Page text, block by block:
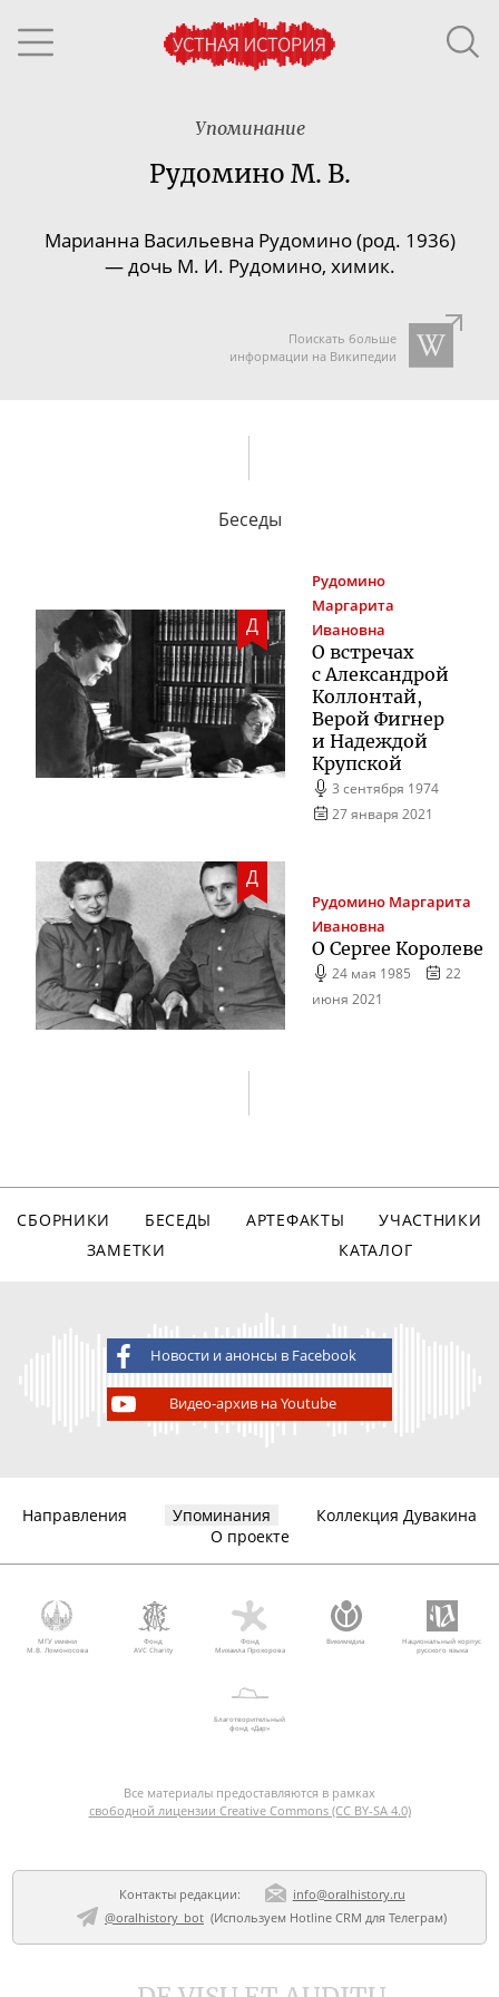
Упоминание
Рудомино М. В.
Марианна Васильевна Рудомино (род. 1936)
— дочь М. И. Рудомино, химик.
Поискать больше
информации на Википедии
Беседы
Д
Рудомино
Маргарита
Ивановна
О встречах
с Александрой
Коллонтай,
Верой Фигнер
и Надеждой
Крупской
3 сентября 1974
27 января 2021
Д
Рудомино Маргарита
Ивановна
О Сергее Королеве
24 мая 1985
22
июня 2021
СБОРНИКИ БЕСЕДЫ АРТЕФАКТЫ
УЧАСТНИКИ
ЗАМЕТКИ
КАТАЛОГ
Новости и анонсы в Facebook
Видео-архив на Youtube
Направления Упоминания
Коллекция Дувакина
О проекте
МГУ имени
М.В. Ломоносова
Фонд
AVC Charity
Фонд
Михаила Прохорова
Викимедиа
Национальный корпус
русского языка
Благотворительный
фонд «Дар»
Все материалы предоставляются в рамках
свободной лицензии Creative Commons (CC BY-SA 4.0)
Контакты редакции:
info@oralhistory.ru
@oralhistory_bot(Используем Hotline CRM для Телеграм)